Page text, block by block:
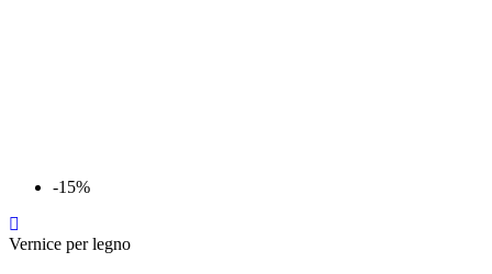
-15%
Vernice per legno